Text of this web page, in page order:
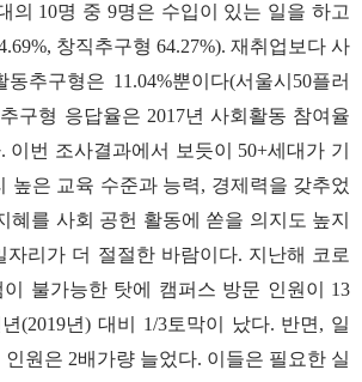
의 10명 중 9명은 수입이 있는 일을 하고
창직추구형 64.27%). 재취업보다 사
추구형은 11.04%뿐이다(서울시50플러
구형 응답율은 2017년 사회활동 참여율
이번 조사결과에서 보듯이 50+세대가 기
높은 교육 수준과 능력, 경제력을 갖추었
혜를 사회 공헌 활동에 쏟을 의지도 높지
자리가 더 절절한 바람이다. 지난해 코로
불가능한 탓에 캠퍼스 방문 인원이 13
(2019년) 대비 1/3토막이 났다. 반면, 일
원은 2배가량 늘었다. 이들은 필요한 실